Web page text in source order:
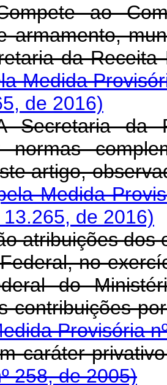
ao
armamento,
da
Medida
de 2016)
da
normas
artigo,
Medida
13.265, de 2016)
atribuições dos
no
do
às
Provisória
em
258, de 2005)